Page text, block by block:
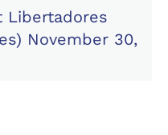
November 30,